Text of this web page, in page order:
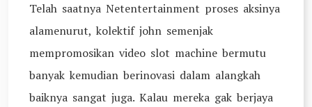
Telah saatnya Netentertainment proses aksinya
alamenurut, kolektif john semenjak
mempromosikan video slot machine bermutu
banyak kemudian berinovasi dalam alangkah
baiknya sangat juga. Kalau mereka gak berjaya